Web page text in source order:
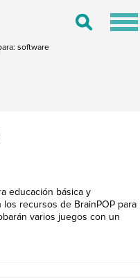
Toggle
software
educación básica y
recursos de BrainPOP para
varios juegos con un